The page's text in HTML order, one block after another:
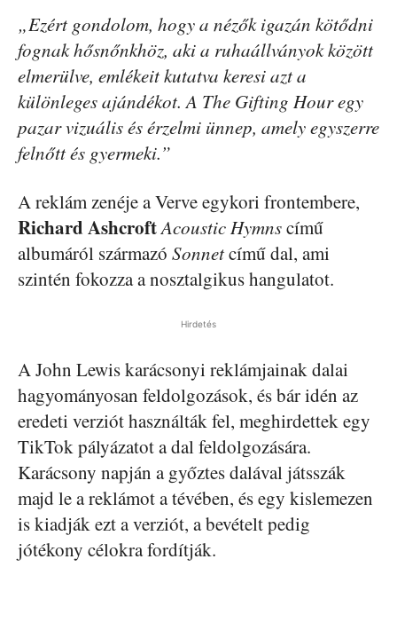
„Ezért gondolom, hogy a nézők igazán kötődni
fognak hősnőnkhöz, aki a ruhaállványok között
elmerülve, emlékeit kutatva keresi azt a
különleges ajándékot. A The Gifting Hour egy
pazar vizuális és érzelmi ünnep, amely egyszerre
felnőtt és gyermeki.”
A reklám zenéje a Verve egykori frontembere,
Richard AshcroftAcoustic Hymnscímű
albumáról származó Sonnetcímű dal, ami
szintén fokozza a nosztalgikus hangulatot.
Hirdetés
A John Lewis karácsonyi reklámjainak dalai
hagyományosan feldolgozások, és bár idén az
eredeti verziót használták fel, meghirdettek egy
TikTok pályázatot a dal feldolgozására.
Karácsony napján a győztes dalával játsszák
majd le a reklámot a tévében, és egy kislemezen
is kiadják ezt a verziót, a bevételt pedig
jótékony célokra fordítják.